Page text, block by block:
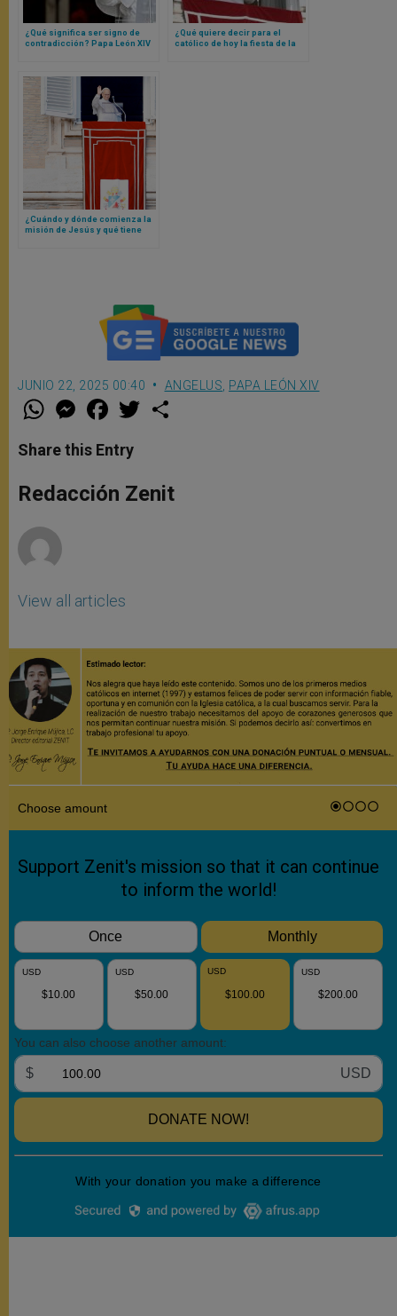
¿Qué significa ser signo de
contradicción? Papa León XIV
¿Qué quiere decir para el
católico de hoy la fiesta de la
¿Cuándo y dónde comienza la
misión de Jesús y qué tiene
JUNIO 22, 2025 00:40 ANGELUS, PAPA LEÓN XIV
W
t
s
p
p
M
e
s
e
g
e
F
a
e
b
o
k
w
r
Share this Entry
Redacción Zenit
View all articles